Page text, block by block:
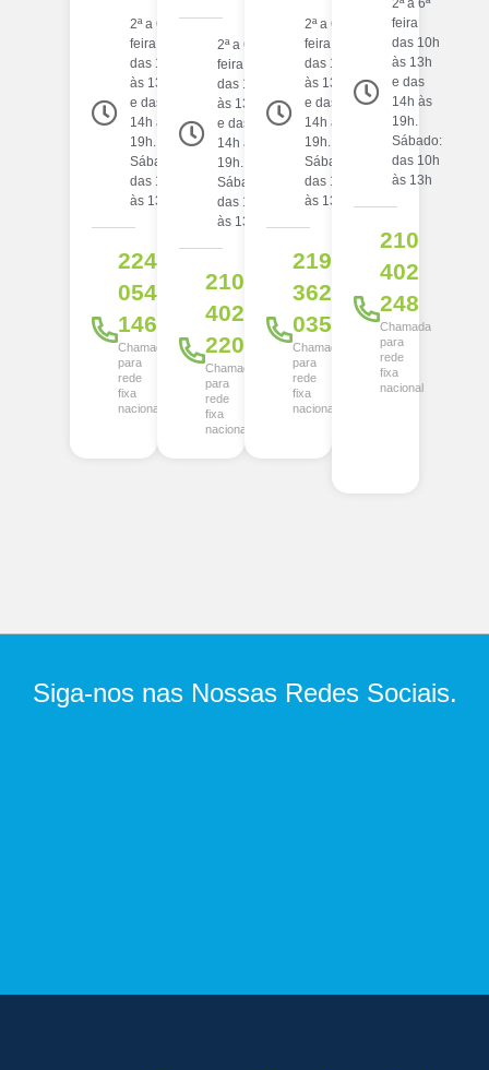
2ª a 6ª
feira
das 10h
às 13h
e das
14h às
19h.
Sábado:
das 10h
às 13h
224
054
146
Chamada
para
rede
fixa
nacional
2ª a 6ª
feira
das 10h
às 13h
e das
14h às
19h.
Sábado:
das 10h
às 13h
210
402
220
Chamada
para
rede
fixa
nacional
2ª a 6ª
feira
das 10h
às 13h
e das
14h às
19h.
Sábado:
das 10h
às 13h
219
362
035
Chamada
para
rede
fixa
nacional
feira
das 10h
às 13h
e das
14h às
19h.
Sábado:
das 10h
às 13h
210
402
248
Chamada
para
rede
fixa
nacional
Siga-nos nas Nossas Redes Sociais.